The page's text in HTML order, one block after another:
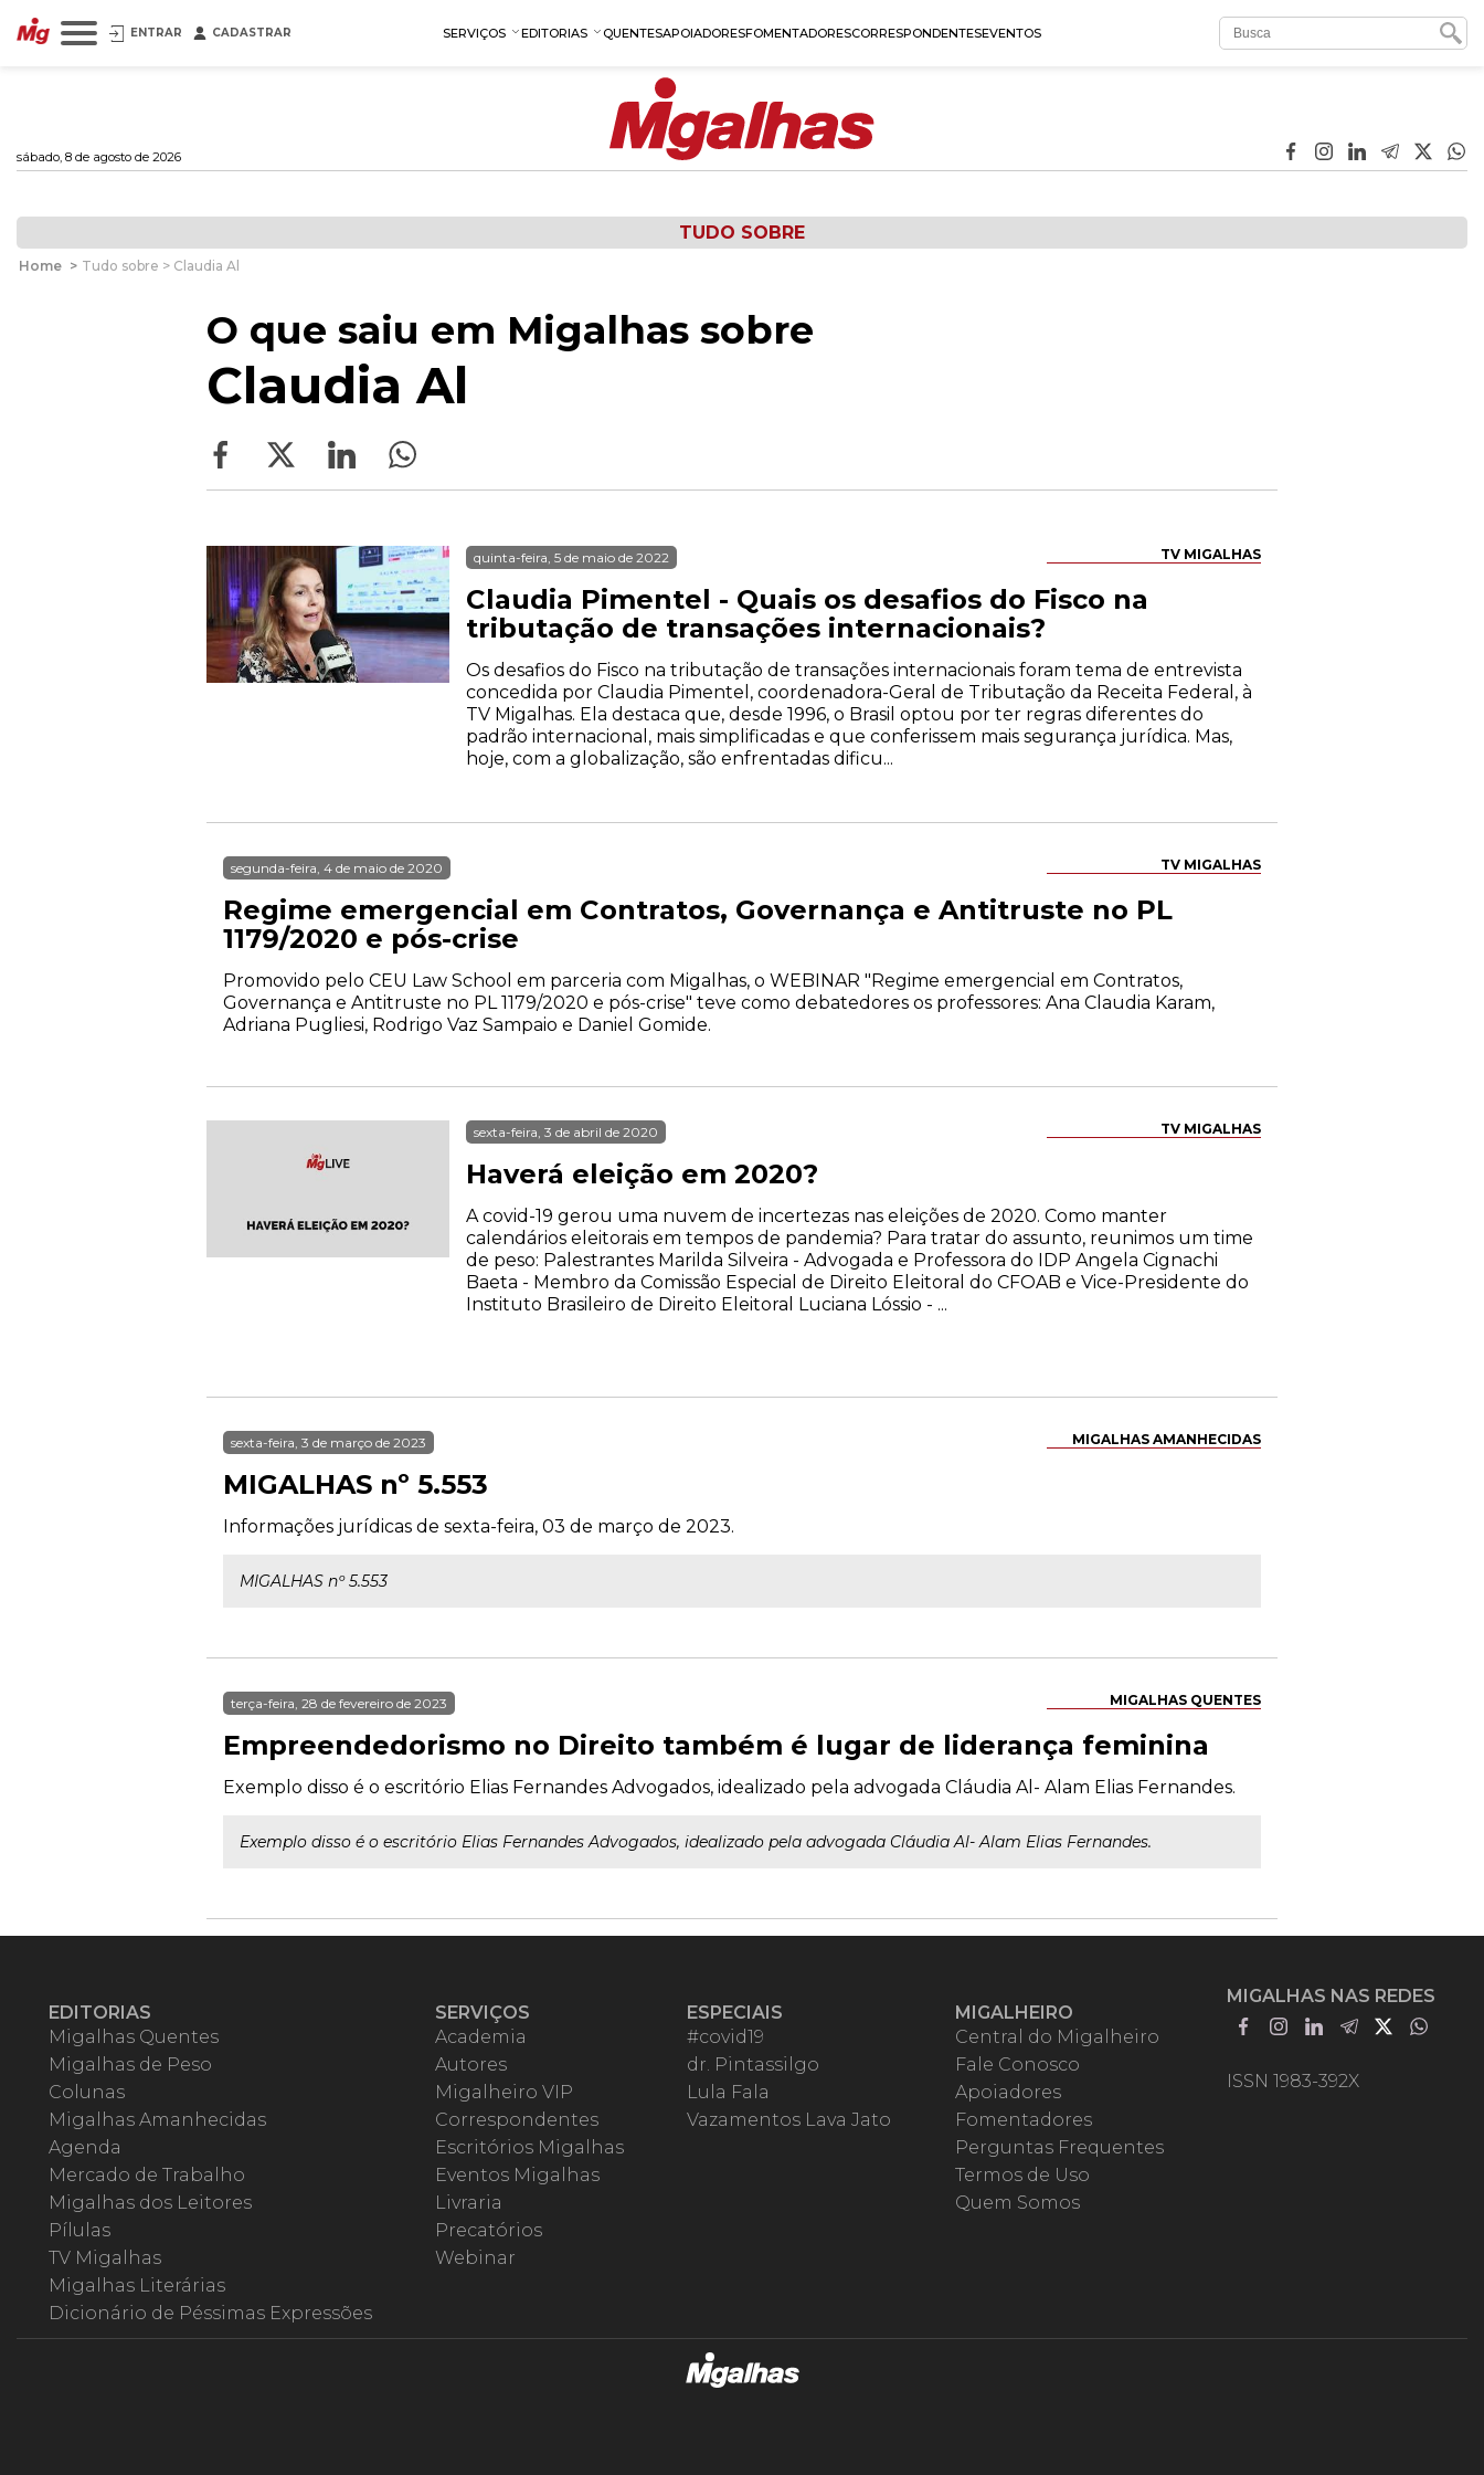
ENTRAR CADASTRAR SERVIÇOS EDITORIAS QUENTESAPOIADORESFOMENTADORESCORRESPONDENTESEVENTOS
sábado, 8 de agosto de 2026
TUDO SOBRE
Home > Tudo sobre > Claudia Al
O que saiu em Migalhas sobre
Claudia Al
TV MIGALHAS
quinta-feira, 5 de maio de 2022
Claudia Pimentel - Quais os desafios do Fisco na
tributação de transações internacionais?
Os desafios do Fisco na tributação de transações internacionais foram tema de entrevista
concedida por Claudia Pimentel, coordenadora-Geral de Tributação da Receita Federal, à
TV Migalhas. Ela destaca que, desde 1996, o Brasil optou por ter regras diferentes do
padrão internacional, mais simplificadas e que conferissem mais segurança jurídica. Mas,
hoje, com a globalização, são enfrentadas dificu...
TV MIGALHAS
segunda-feira, 4 de maio de 2020
Regime emergencial em Contratos, Governança e Antitruste no PL
1179/2020 e pós-crise
Promovido pelo CEU Law School em parceria com Migalhas, o WEBINAR "Regime emergencial em Contratos,
Governança e Antitruste no PL 1179/2020 e pós-crise" teve como debatedores os professores: Ana Claudia Karam,
Adriana Pugliesi, Rodrigo Vaz Sampaio e Daniel Gomide.
TV MIGALHAS
sexta-feira, 3 de abril de 2020
Haverá eleição em 2020?
A covid-19 gerou uma nuvem de incertezas nas eleições de 2020. Como manter
calendários eleitorais em tempos de pandemia? Para tratar do assunto, reunimos um time
de peso: Palestrantes Marilda Silveira - Advogada e Professora do IDP Angela Cignachi
Baeta - Membro da Comissão Especial de Direito Eleitoral do CFOAB e Vice-Presidente do
Instituto Brasileiro de Direito Eleitoral Luciana Lóssio - ...
MIGALHAS AMANHECIDAS
sexta-feira, 3 de março de 2023
MIGALHAS nº 5.553
Informações jurídicas de sexta-feira, 03 de março de 2023.
MIGALHAS nº 5.553
MIGALHAS QUENTES
terça-feira, 28 de fevereiro de 2023
Empreendedorismo no Direito também é lugar de liderança feminina
Exemplo disso é o escritório Elias Fernandes Advogados, idealizado pela advogada Cláudia Al- Alam Elias Fernandes.
Exemplo disso é o escritório Elias Fernandes Advogados, idealizado pela advogada Cláudia Al- Alam Elias Fernandes.
EDITORIAS
Migalhas Quentes
Migalhas de Peso
Colunas
Migalhas Amanhecidas
Agenda
Mercado de Trabalho
Migalhas dos Leitores
Pílulas
TV Migalhas
Migalhas Literárias
Dicionário de Péssimas Expressões
SERVIÇOS
Academia
Autores
Migalheiro VIP
Correspondentes
Escritórios Migalhas
Eventos Migalhas
Livraria
Precatórios
Webinar
ESPECIAIS
#covid19
dr. Pintassilgo
Lula Fala
Vazamentos Lava Jato
MIGALHEIRO
Central do Migalheiro
Fale Conosco
Apoiadores
Fomentadores
Perguntas Frequentes
Termos de Uso
Quem Somos
MIGALHAS NAS REDES
ISSN 1983-392X